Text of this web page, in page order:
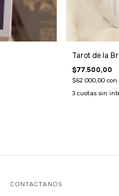
Tarot de la
$77.500,00
$62.000,00con
3 cuotas sin
CONTACTANOS